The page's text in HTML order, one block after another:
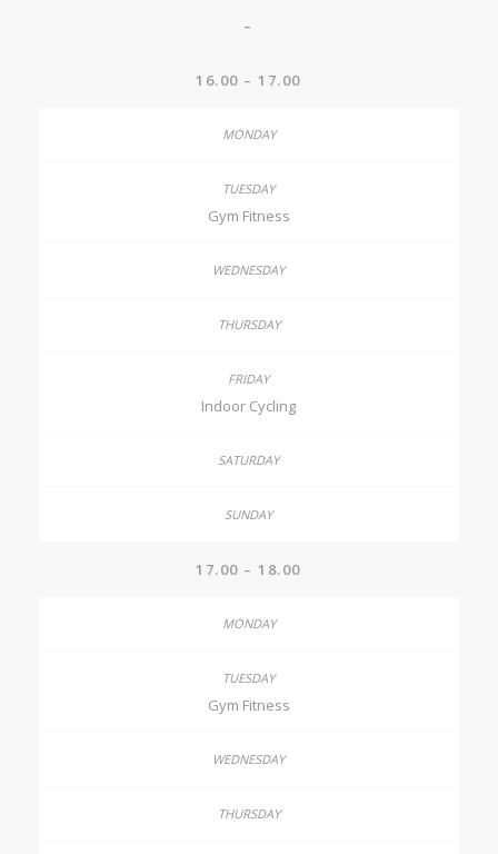
–
16.00 – 17.00
Gym Fitness
Indoor Cycling
17.00 – 18.00
Gym Fitness